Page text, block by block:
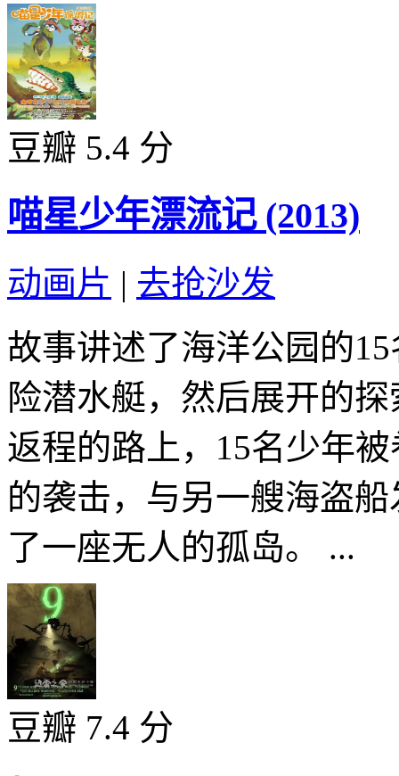
豆瓣 5.4 分
喵星少年漂流记 (2013)
动画片 | 去抢沙发
故事讲述了海洋公园的
险潜水艇，然后展开的
返程的路上，15名少年
的袭击，与另一艘海盗
了一座无人的孤岛。 ...
豆瓣 7.4 分